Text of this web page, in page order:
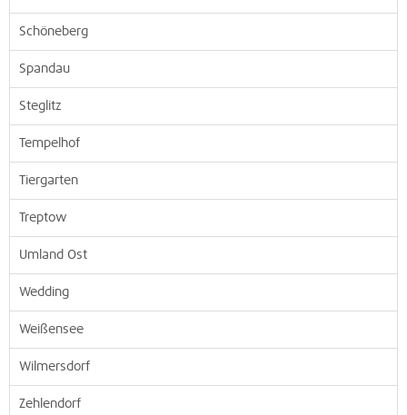
Schöneberg
Spandau
Steglitz
Tempelhof
Tiergarten
Treptow
Umland Ost
Wedding
Weißensee
Wilmersdorf
Zehlendorf